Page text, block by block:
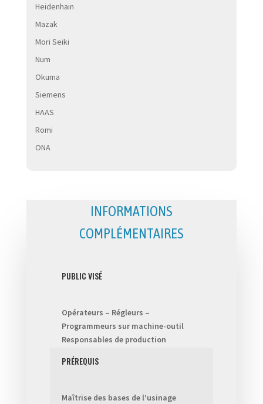
Heidenhain
Mazak
Mori Seiki
Num
Okuma
Siemens
HAAS
Romi
ONA
INFORMATIONS
COMPLÉMENTAIRES
PUBLIC VISÉ
Opérateurs – Régleurs –
Programmeurs sur machine-outil
Responsables de production
PRÉREQUIS
Maîtrise des bases de l’usinage